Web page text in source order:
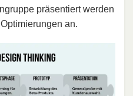
präsentiert werden
an.